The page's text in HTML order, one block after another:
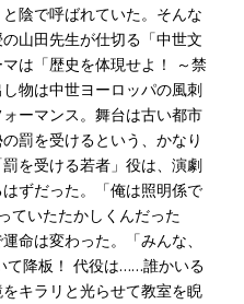
陰で呼ばれていた。そんな
山田先生が仕切る「中世文
は「歴史を体現せよ！ ～禁
物は中世ヨーロッパの風刺
ーマンス。舞台は古い都市
罰を受けるという、かなり
を受ける若者」役は、演劇
ずだった。「俺は照明係で
ていたたかしくんだった
命は変わった。「みんな、
て降板！ 代役は……誰かいる
キラリと光らせて教室を睨